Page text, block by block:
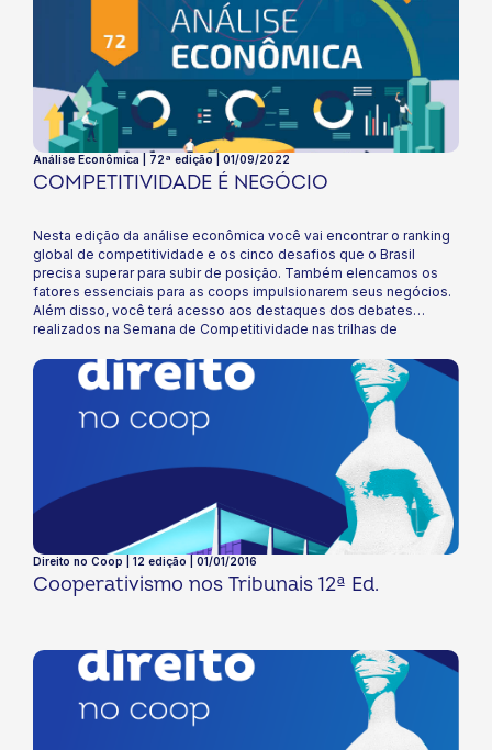
Análise Econômica | 72ª edição | 01/09/2022
COMPETITIVIDADE É NEGÓCIO
Nesta edição da análise econômica você vai encontrar o ranking
global de competitividade e os cinco desafios que o Brasil
precisa superar para subir de posição. Também elencamos os
fatores essenciais para as coops impulsionarem seus negócios.
Além disso, você terá acesso aos destaques dos debates
realizados na Semana de Competitividade nas trilhas de
transformação. Boa leitura!
Direito no Coop | 12 edição | 01/01/2016
Cooperativismo nos Tribunais 12ª Ed.